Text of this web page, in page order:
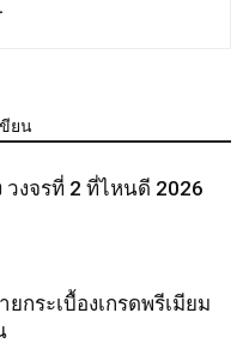
ขียน
งจรที่ 2 ที่ไหนดี 2026
กระเบื้องเกรดพรีเมียม